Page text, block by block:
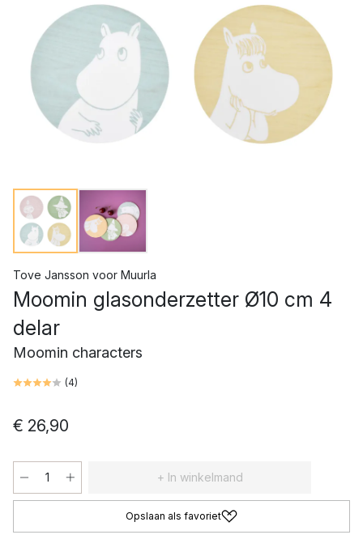
Tove Jansson voor Muurla
Moomin glasonderzetter Ø10 cm 4
delar
Moomin characters
(4)
€ 26,90
+ In winkelmand
Opslaan als favoriet